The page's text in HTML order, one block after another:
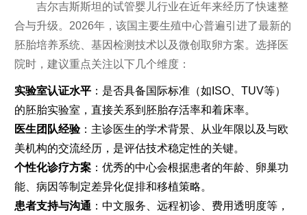
吉尔吉斯斯坦的试管婴儿行业在近年来经历了快速整
合与升级。2026年，该国主要生殖中心普遍引进了最新的
胚胎培养系统、基因检测技术以及微创取卵方案。选择医
院时，建议重点关注以下几个维度：
实验室认证水平：是否具备国际标准（如ISO、TUV等）
的胚胎实验室，直接关系到胚胎存活率和着床率。
医生团队经验：主诊医生的学术背景、从业年限以及与欧
美机构的交流经历，是评估技术稳定性的关键。
个性化诊疗方案：优秀的中心会根据患者的年龄、卵巢功
能、病因等制定差异化促排和移植策略。
患者支持与沟通 ：中文服务、远程初诊、费用透明度等，